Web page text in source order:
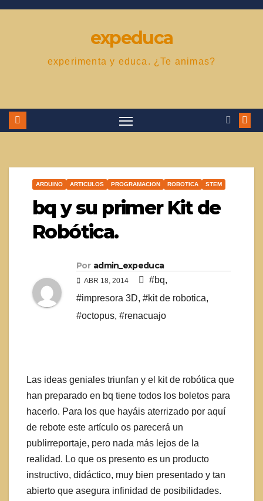
Saltar
expeduca
experimenta y educa. ¿Te animas?
ARDUINO ARTICULOS PROGRAMACION ROBOTICA STEM
bq y su primer Kit de
Robótica.
Por admin_expeduca
ABR 18, 2014 #bq,
#impresora 3D, #kit de robotica,
#octopus, #renacuajo
Las ideas geniales triunfan y el kit de robótica que
han preparado en bq tiene todos los boletos para
hacerlo. Para los que hayáis aterrizado por aquí
de rebote este artículo os parecerá un
publirreportaje, pero nada más lejos de la
realidad. Lo que os presento es un producto
instructivo, didáctico, muy bien presentado y tan
abierto que asegura infinidad de posibilidades.